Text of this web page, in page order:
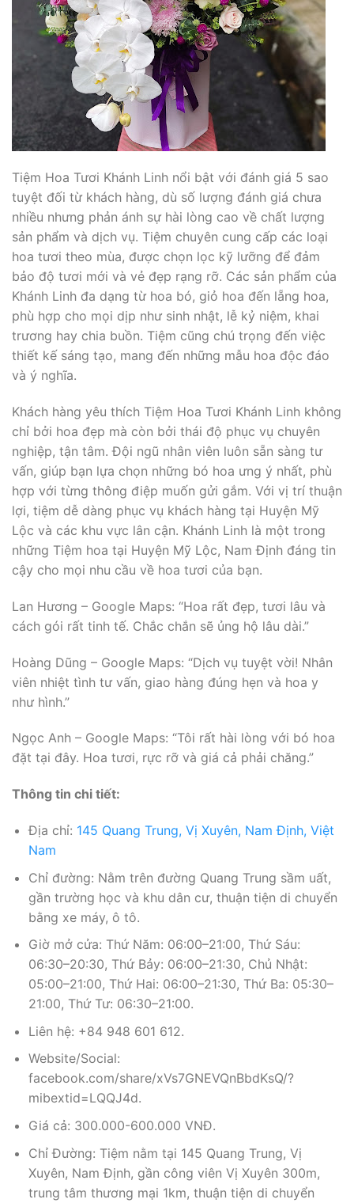
Tiệm Hoa Tươi Khánh Linh nổi bật với đánh giá 5 sao
tuyệt đối từ khách hàng, dù số lượng đánh giá chưa
nhiều nhưng phản ánh sự hài lòng cao về chất lượng
sản phẩm và dịch vụ. Tiệm chuyên cung cấp các loại
hoa tươi theo mùa, được chọn lọc kỹ lưỡng để đảm
bảo độ tươi mới và vẻ đẹp rạng rỡ. Các sản phẩm của
Khánh Linh đa dạng từ hoa bó, giỏ hoa đến lẵng hoa,
phù hợp cho mọi dịp như sinh nhật, lễ kỷ niệm, khai
trương hay chia buồn. Tiệm cũng chú trọng đến việc
thiết kế sáng tạo, mang đến những mẫu hoa độc đáo
và ý nghĩa.
Khách hàng yêu thích Tiệm Hoa Tươi Khánh Linh không
chỉ bởi hoa đẹp mà còn bởi thái độ phục vụ chuyên
nghiệp, tận tâm. Đội ngũ nhân viên luôn sẵn sàng tư
vấn, giúp bạn lựa chọn những bó hoa ưng ý nhất, phù
hợp với từng thông điệp muốn gửi gắm. Với vị trí thuận
lợi, tiệm dễ dàng phục vụ khách hàng tại Huyện Mỹ
Lộc và các khu vực lân cận. Khánh Linh là một trong
những Tiệm hoa tại Huyện Mỹ Lộc, Nam Định đáng tin
cậy cho mọi nhu cầu về hoa tươi của bạn.
Lan Hương – Google Maps: “Hoa rất đẹp, tươi lâu và
cách gói rất tinh tế. Chắc chắn sẽ ủng hộ lâu dài.”
Hoàng Dũng – Google Maps: “Dịch vụ tuyệt vời! Nhân
viên nhiệt tình tư vấn, giao hàng đúng hẹn và hoa y
như hình.”
Ngọc Anh – Google Maps: “Tôi rất hài lòng với bó hoa
đặt tại đây. Hoa tươi, rực rỡ và giá cả phải chăng.”
Thông tin chi tiết:
Địa chỉ: 145 Quang Trung, Vị Xuyên, Nam Định, Việt
Nam
Chỉ đường: Nằm trên đường Quang Trung sầm uất,
gần trường học và khu dân cư, thuận tiện di chuyển
bằng xe máy, ô tô.
Giờ mở cửa: Thứ Năm: 06:00–21:00, Thứ Sáu:
06:30–20:30, Thứ Bảy: 06:00–21:30, Chủ Nhật:
05:00–21:00, Thứ Hai: 06:00–21:30, Thứ Ba: 05:30–
21:00, Thứ Tư: 06:30–21:00.
Liên hệ: +84 948 601 612.
Website/Social:
facebook.com/share/xVs7GNEVQnBbdKsQ/?
mibextid=LQQJ4d.
Giá cả: 300.000-600.000 VNĐ.
Chỉ Đường: Tiệm nằm tại 145 Quang Trung, Vị
Xuyên, Nam Định, gần công viên Vị Xuyên 300m,
trung tâm thương mại 1km, thuận tiện di chuyển